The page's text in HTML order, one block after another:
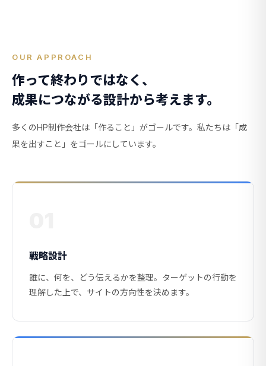
OUR APPROACH
作って終わりではなく、
成果につながる設計から考えます。
多くのHP制作会社は「作ること」がゴールです。私たちは「成
果を出すこと」をゴールにしています。
戦略設計
誰に、何を、どう伝えるかを整理。ターゲットの行動を
理解した上で、サイトの方向性を決めます。